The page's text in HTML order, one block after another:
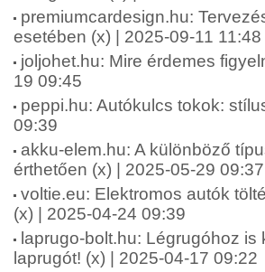
premiumcardesign.hu:
esetében (x) | 2025-09-11 11:48
joljohet.hu: Mire érdemes
19 09:45
peppi.hu: Autókulcs tokok:
09:39
akku-elem.hu: A különböző
érthetően (x) | 2025-05-29 09:37
voltie.eu: Elektromos autók
(x) | 2025-04-24 09:39
laprugo-bolt.hu: Légrugóhoz
laprugót! (x) | 2025-04-17 09:22